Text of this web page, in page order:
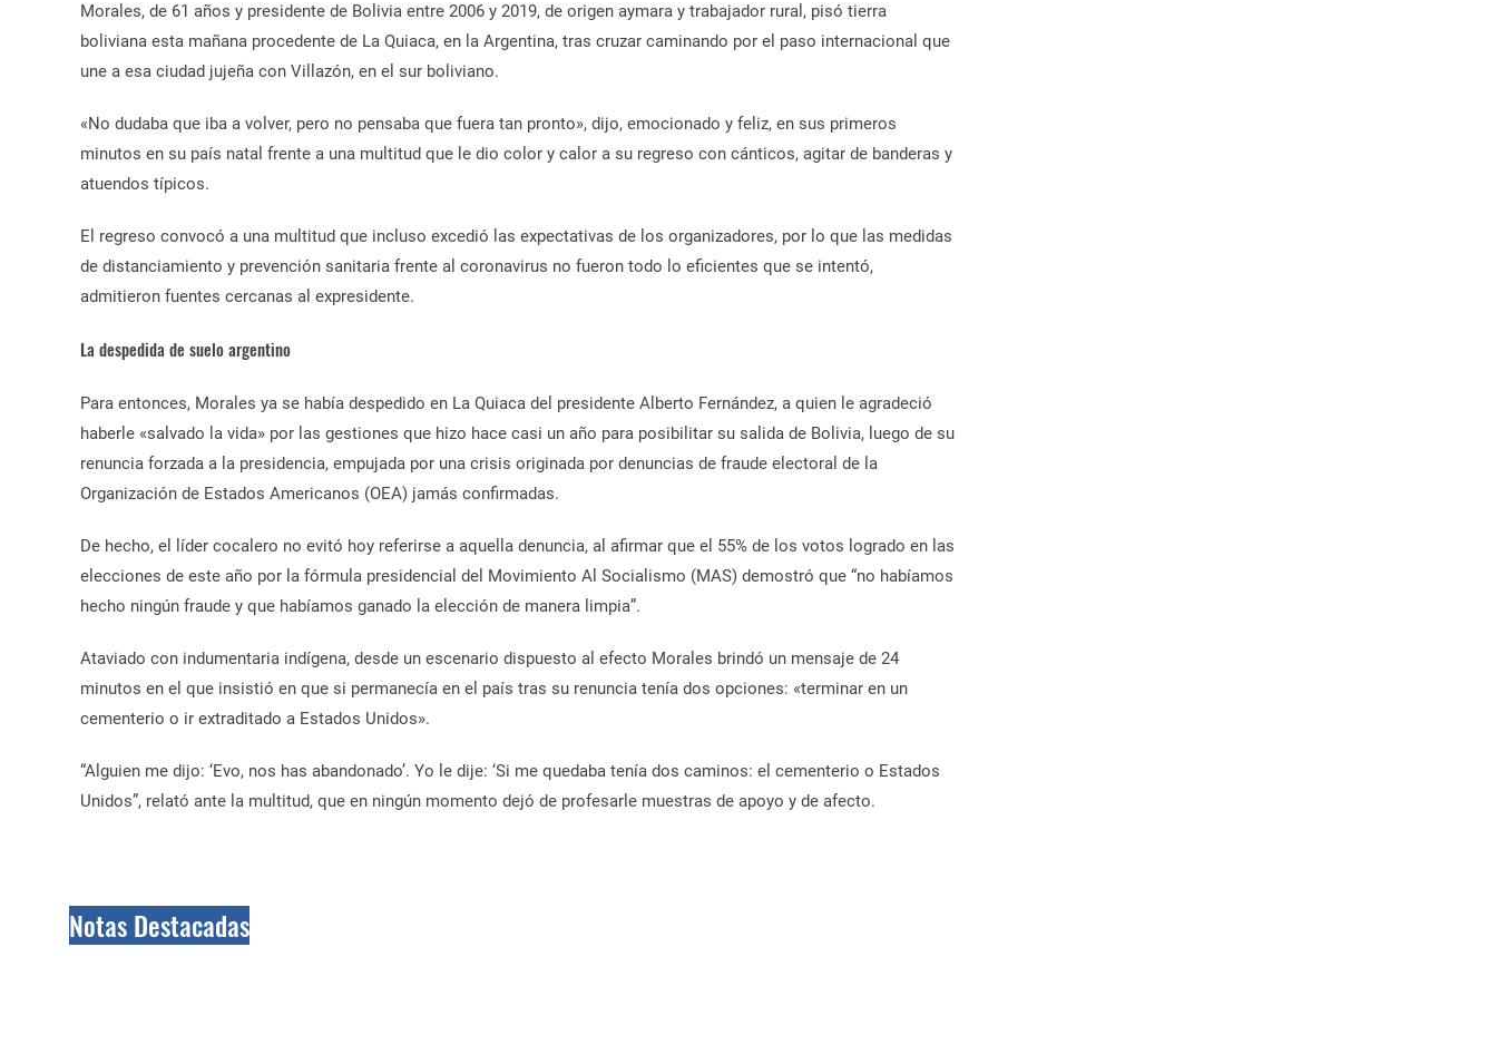
Morales, de 61 años y presidente de Bolivia entre 2006 y 2019, de origen aymara y trabajador rural, pisó tierra
boliviana esta mañana procedente de La Quiaca, en la Argentina, tras cruzar caminando por el paso internacional que
une a esa ciudad jujeña con Villazón, en el sur boliviano.
«No dudaba que iba a volver, pero no pensaba que fuera tan pronto», dijo, emocionado y feliz, en sus primeros
minutos en su país natal frente a una multitud que le dio color y calor a su regreso con cánticos, agitar de banderas y
atuendos típicos.
El regreso convocó a una multitud que incluso excedió las expectativas de los organizadores, por lo que las medidas
de distanciamiento y prevención sanitaria frente al coronavirus no fueron todo lo eficientes que se intentó,
admitieron fuentes cercanas al expresidente.
La despedida de suelo argentino
Para entonces, Morales ya se había despedido en La Quiaca del presidente Alberto Fernández, a quien le agradeció
haberle «salvado la vida» por las gestiones que hizo hace casi un año para posibilitar su salida de Bolivia, luego de su
renuncia forzada a la presidencia, empujada por una crisis originada por denuncias de fraude electoral de la
Organización de Estados Americanos (OEA) jamás confirmadas.
De hecho, el líder cocalero no evitó hoy referirse a aquella denuncia, al afirmar que el 55% de los votos logrado en las
elecciones de este año por la fórmula presidencial del Movimiento Al Socialismo (MAS) demostró que “no habíamos
hecho ningún fraude y que habíamos ganado la elección de manera limpia”.
Ataviado con indumentaria indígena, desde un escenario dispuesto al efecto Morales brindó un mensaje de 24
minutos en el que insistió en que si permanecía en el país tras su renuncia tenía dos opciones: «terminar en un
cementerio o ir extraditado a Estados Unidos».
“Alguien me dijo: ‘Evo, nos has abandonado’. Yo le dije: ‘Si me quedaba tenía dos caminos: el cementerio o Estados
Unidos”, relató ante la multitud, que en ningún momento dejó de profesarle muestras de apoyo y de afecto.
Notas Destacadas